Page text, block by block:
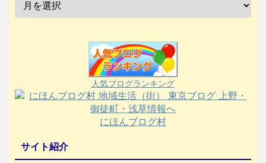
人気ブログランキング
にほんブログ村
サイト紹介